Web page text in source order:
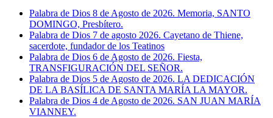
Palabra de Dios 8 de Agosto de 2026. Memoria, SANTO
DOMINGO, Presbítero.
Palabra de Dios 7 de agosto 2026. Cayetano de Thiene,
sacerdote, fundador de los Teatinos
Palabra de Dios 6 de Agosto de 2026. Fiesta,
TRANSFIGURACIÓN DEL SEÑOR.
Palabra de Dios 5 de Agosto de 2026. LA DEDICACIÓN
DE LA BASÍLICA DE SANTA MARÍA LA MAYOR.
Palabra de Dios 4 de Agosto de 2026. SAN JUAN MARÍA
VIANNEY.